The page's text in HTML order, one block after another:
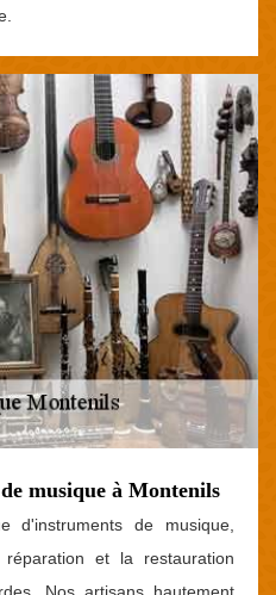
musique à Montenils
d'instruments de musique,
et la restauration
Nos artisans hautement